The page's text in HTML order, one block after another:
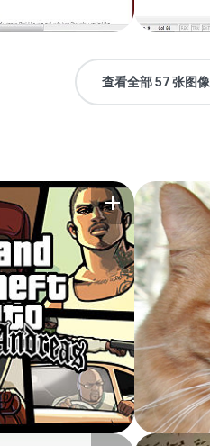
查看全部 57 张图像